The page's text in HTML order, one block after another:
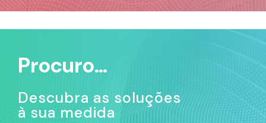
Procuro…
Descubra as soluções
à sua medida